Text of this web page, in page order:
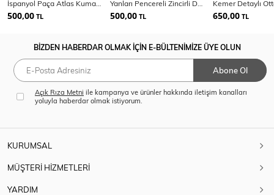
500,00 TL 500,00 TL 650,00 TL
BİZDEN HABERDAR OLMAK İÇİN E-BÜLTENİMİZE ÜYE OLUN
Abone Ol
Açık Rıza Metni ile kampanya ve ürünler hakkında iletişim kanalları
yoluyla haberdar olmak istiyorum.
KURUMSAL
MÜŞTERİ HİZMETLERİ
YARDIM